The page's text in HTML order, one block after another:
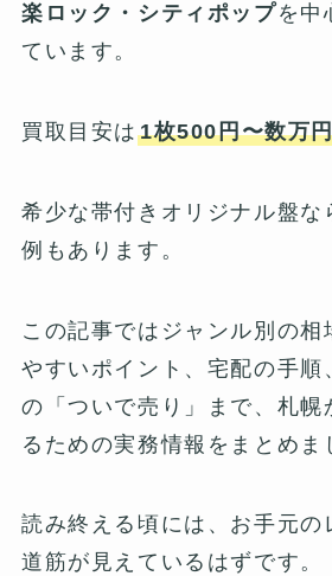
楽ロック・シティポップを中
ています。
買取目安は 1枚500円〜数万
希少な帯付きオリジナル盤な
例もあります。
この記事ではジャンル別の相
やすいポイント、宅配の手順
の「ついで売り」まで、札幌
るための実務情報をまとめま
読み終える頃には、お手元の
道筋が見えているはずです。